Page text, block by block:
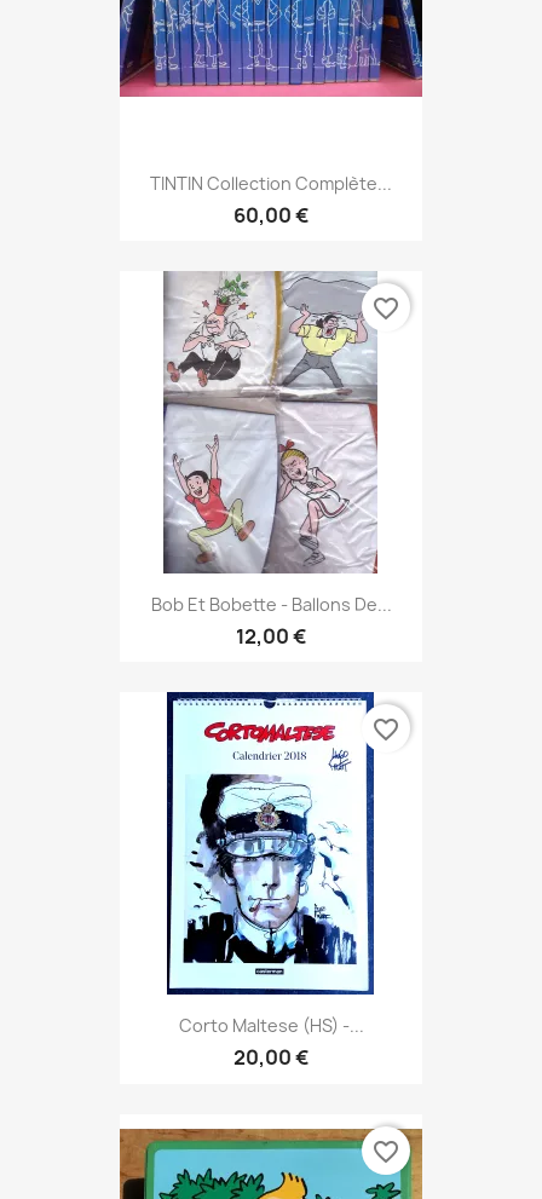
TINTIN Collection Complète...
60,00 €
Bob Et Bobette - Ballons De...
12,00 €
favorite_border
Corto Maltese (HS) -...
20,00 €
favorite_border
favorite_border